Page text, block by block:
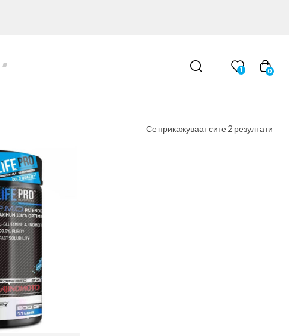
1 0
Се прикажуваат сите 2 резултати